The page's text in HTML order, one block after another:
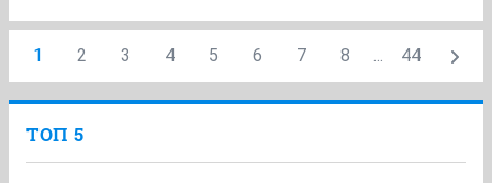
1 2 3 4 5 6 7 8 ... 44
ТОП 5